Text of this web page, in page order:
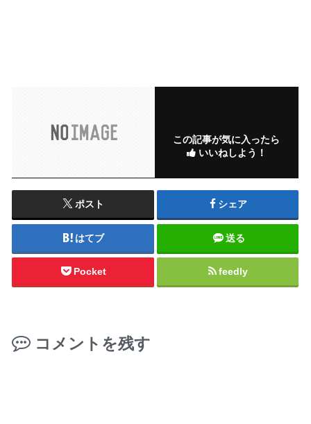
この記事が気に入ったら
いいねしよう！
ポスト シェア
はてブ 送る
Pocket feedly
コメントを残す